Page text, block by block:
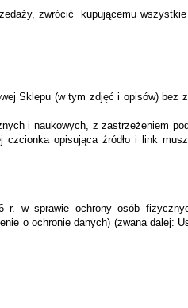
zwrócić kupującemu wszystkie
Sklepu (w tym zdjęć i opisów) bez
i naukowych, z zastrzeżeniem
opisująca źródło i link
r. w sprawie ochrony osób
o ochronie danych) (zwana dalej: